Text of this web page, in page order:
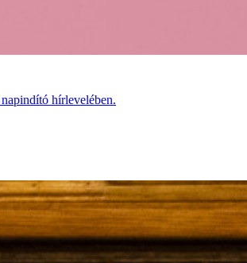
hírlevelében.